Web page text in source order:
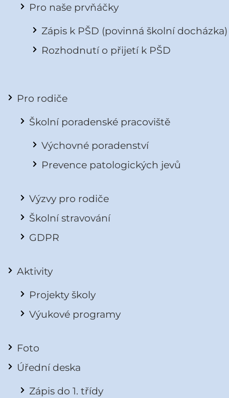
Pro naše prvňáčky
Zápis k PŠD (povinná školní docházka)
Rozhodnutí o přijetí k PŠD
Pro rodiče
Školní poradenské pracoviště
Výchovné poradenství
Prevence patologických jevů
Výzvy pro rodiče
Školní stravování
GDPR
Aktivity
Projekty školy
Výukové programy
Foto
Úřední deska
Zápis do 1. třídy